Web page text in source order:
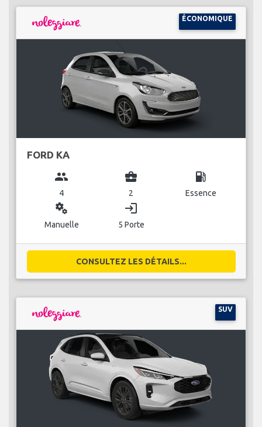
ÉCONOMIQUE
FORD KA
group
4
business_center
2
local_gas_station
Essence
miscellaneous_services
Manuelle
login
5 Porte
CONSULTEZ LES DÉTAILS...
SUV